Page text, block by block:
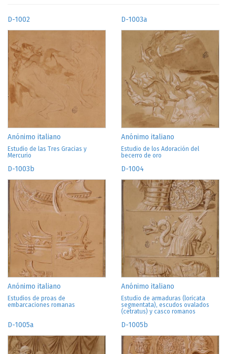
D-1002
Anónimo italiano
Estudio de las Tres Gracias y
Mercurio
D-1003a
Anónimo italiano
Estudio de los Adoración del
becerro de oro
D-1003b
Anónimo italiano
Estudios de proas de
embarcaciones romanas
D-1004
Anónimo italiano
Estudio de armaduras (loricata
segmentata), escudos ovalados
(cetratus) y casco romanos
D-1005a D-1005b